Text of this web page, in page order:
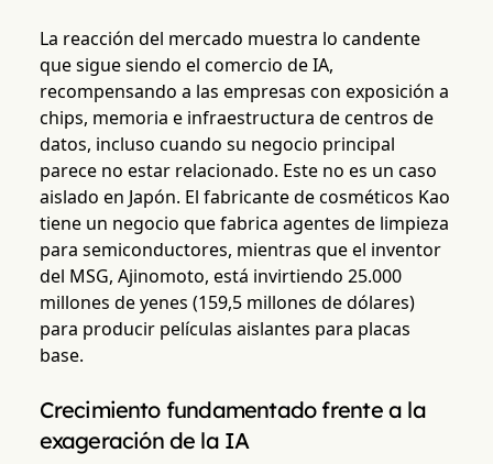
La reacción del mercado muestra lo candente
que sigue siendo el comercio de IA,
recompensando a las empresas con exposición a
chips, memoria e infraestructura de centros de
datos, incluso cuando su negocio principal
parece no estar relacionado. Este no es un caso
aislado en Japón. El fabricante de cosméticos Kao
tiene un negocio que fabrica agentes de limpieza
para semiconductores, mientras que el inventor
del MSG, Ajinomoto, está invirtiendo 25.000
millones de yenes (159,5 millones de dólares)
para producir películas aislantes para placas
base.
Crecimiento fundamentado frente a la
exageración de la IA